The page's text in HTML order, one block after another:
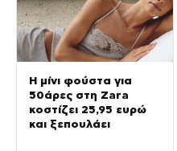
Η μίνι φούστα για
50άρες στη Zara
κοστίζει 25,95 ευρώ
και ξεπουλάει